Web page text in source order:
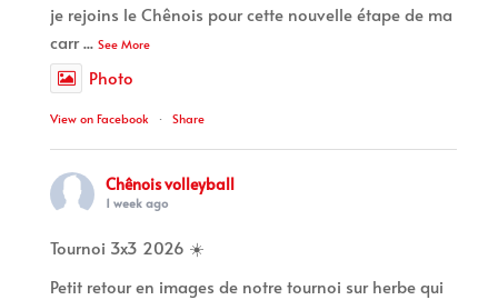
je rejoins le Chênois pour cette nouvelle étape de ma
carr... See More
Photo
View on Facebook · Share
Chênois volleyball
1 week ago
Tournoi 3x3 2026 ☀️
Petit retour en images de notre tournoi sur herbe qui